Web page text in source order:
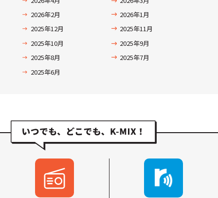
2026年2月
2026年1月
2025年12月
2025年11月
2025年10月
2025年9月
2025年8月
2025年7月
2025年6月